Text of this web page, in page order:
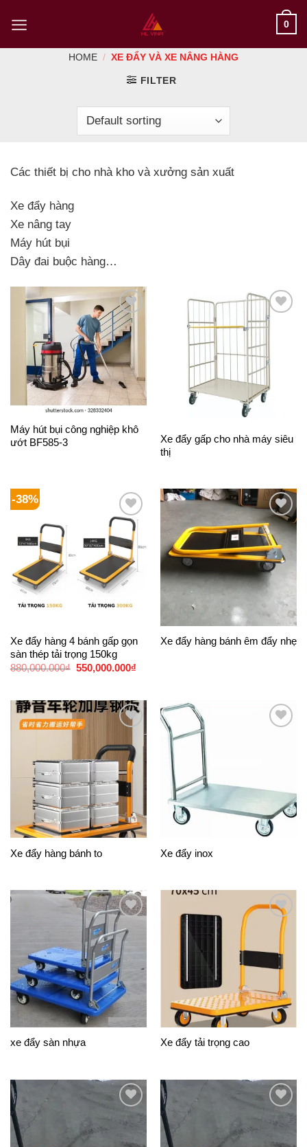
content
0
HOME / XE ĐẨY VÀ XE NÂNG HÀNG
FILTER
Các thiết bị cho nhà kho và xưởng sản xuất
Xe đẩy hàng
Xe nâng tay
Máy hút bụi
Dây đai buộc hàng…
Add to
Wishlist
Máy hút bụi công nghiệp khô
ướt BF585-3
Add to
Xe đẩy gấp cho nhà máy siêu
thị
-38%
Add to
Wishlist
Xe đẩy hàng 4 bánh gấp gọn
sàn thép tải trọng 150kg
880,000.000₫ 550,000.000₫
Add to
Wishlist
Xe đẩy hàng bánh êm đẩy nhẹ
Wishlist
Xe đẩy hàng bánh to Xe đẩy inox
Add to
Wishlist
xe đẩy sàn nhựa
Add to
Wishlist
Xe đẩy tải trọng cao